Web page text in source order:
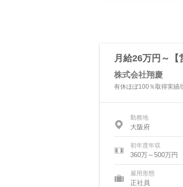
月給26万円～【
株式会社翔慶
有休ほぼ100％取得実績/
勤務地
大阪府
初年度年収
360万～500万円
雇用形態
正社員